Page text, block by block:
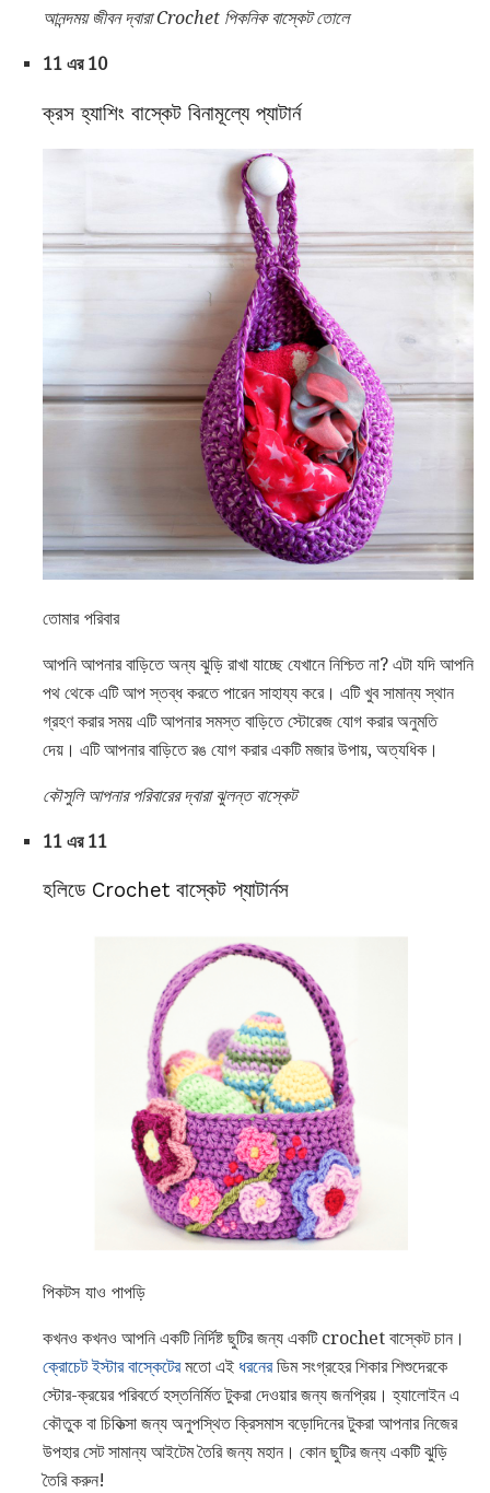
আনন্দময় জীবন দ্বারা Crochet পিকনিক বাস্কেট তোলে
11 এর 10
ক্রস হ্যাশিং বাস্কেট বিনামূল্যে প্যাটার্ন
তোমার পরিবার
আপনি আপনার বাড়িতে অন্য ঝুড়ি রাখা যাচ্ছে যেখানে নিশ্চিত না? এটা যদি আপনি
পথ থেকে এটি আপ স্তব্ধ করতে পারেন সাহায্য করে। এটি খুব সামান্য স্থান
গ্রহণ করার সময় এটি আপনার সমস্ত বাড়িতে স্টোরেজ যোগ করার অনুমতি
দেয়। এটি আপনার বাড়িতে রঙ যোগ করার একটি মজার উপায়, অত্যধিক।
কৌসুলি আপনার পরিবারের দ্বারা ঝুলন্ত বাস্কেট
11 এর 11
হলিডে Crochet বাস্কেট প্যাটার্নস
পিকটস যাও পাপড়ি
কখনও কখনও আপনি একটি নির্দিষ্ট ছুটির জন্য একটি crochet বাস্কেট চান।
ক্রোচেট ইস্টার বাস্কেটেরমতো এই ধরনেরডিম সংগ্রহের শিকার শিশুদেরকে
স্টোর-ক্রয়ের পরিবর্তে হস্তনির্মিত টুকরা দেওয়ার জন্য জনপ্রিয়। হ্যালোইন এ
কৌতুক বা চিকিত্সা জন্য অনুপস্থিত ক্রিসমাস বড়োদিনের টুকরা আপনার নিজের
উপহার সেট সামান্য আইটেম তৈরি জন্য মহান। কোন ছুটির জন্য একটি ঝুড়ি
তৈরি করুন!